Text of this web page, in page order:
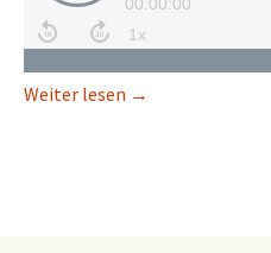
Weiter lesen Spoxel:
→